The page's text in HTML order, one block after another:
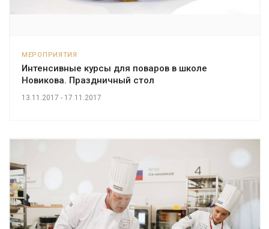
МЕРОПРИЯТИЯ
Интенсивные курсы для поваров в школе
Новикова. Праздничный стол
13.11.2017 - 17.11.2017